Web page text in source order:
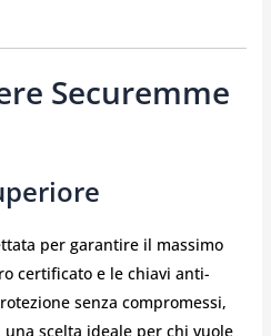
Securemme
per garantire il massimo
certificato e le chiavi anti-
senza compromessi,
scelta ideale per chi vuole